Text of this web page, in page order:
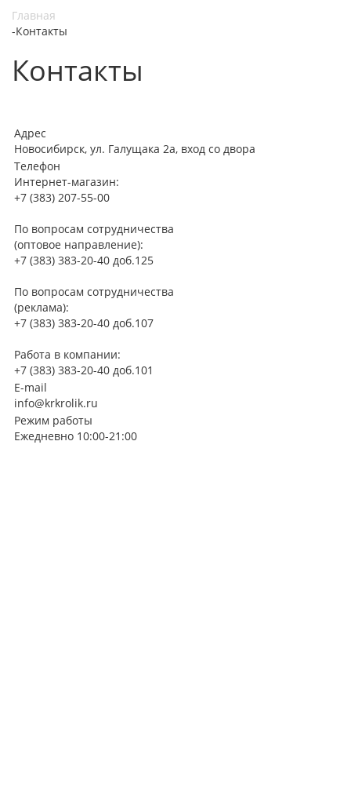
Главная
-Контакты
Контакты
Адрес
Новосибирск, ул. Галущака 2а, вход со двора
Телефон
Интернет-магазин:
+7 (383) 207-55-00
По вопросам сотрудничества
(оптовое направление):
+7 (383) 383-20-40 доб.125
По вопросам сотрудничества
(реклама):
+7 (383) 383-20-40 доб.107
Работа в компании:
+7 (383) 383-20-40 доб.101
E-mail
info@krkrolik.ru
Режим работы
Ежедневно 10:00-21:00